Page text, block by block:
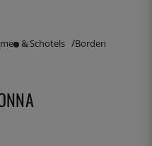
& Schotels Borden